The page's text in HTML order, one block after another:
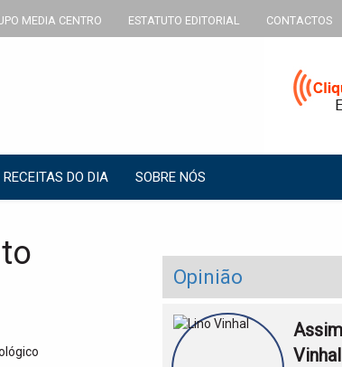
MEDIA CENTRO ESTATUTO EDITORIAL CONTACTOS
RECEITAS DO DIA SOBRE NÓS
Opinião